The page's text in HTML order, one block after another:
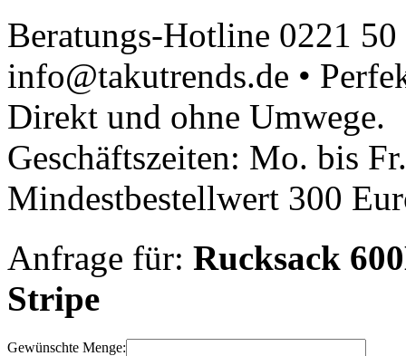
Beratungs-Hotline 0221
info@takutrends.de •
Direkt und ohne Umwege.
Geschäftszeiten: Mo. bis
Mindestbestellwert 300
Anfrage für: Rucksack
Stripe
Gewünschte Menge: